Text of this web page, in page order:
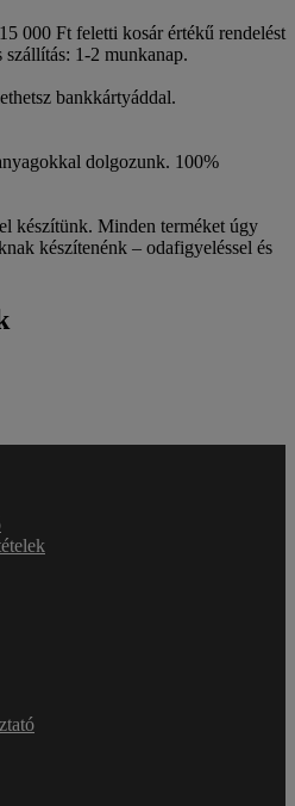
000 Ft feletti kosár értékű rendelést
szállítás: 1-2 munkanap.
bankkártyáddal.
dolgozunk. 100%
készítünk. Minden terméket úgy
készítenénk – odafigyeléssel és